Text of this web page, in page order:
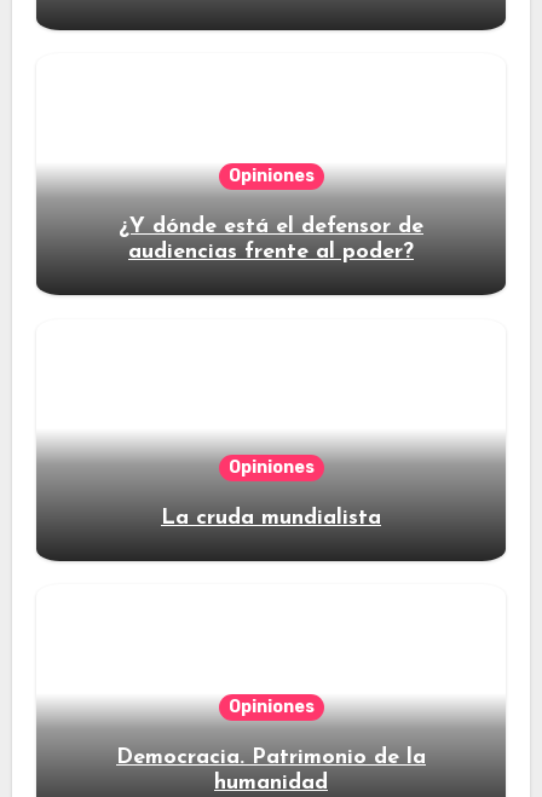
Opiniones
¿Y dónde está el defensor de
audiencias frente al poder?
Opiniones
La cruda mundialista
Opiniones
Democracia. Patrimonio de la
humanidad